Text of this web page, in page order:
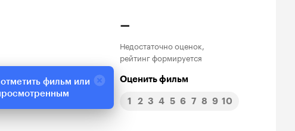
–
Недостаточно оценок,
рейтинг формируется
Оценить фильм
1 2 3 4 5 6 7 8 9 10
фильм или